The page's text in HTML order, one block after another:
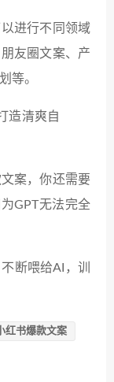
进行不同领域
友圈文案、产
等。
案，你还需要
GPT无法完全
断喂给AI，训
红书爆款文案